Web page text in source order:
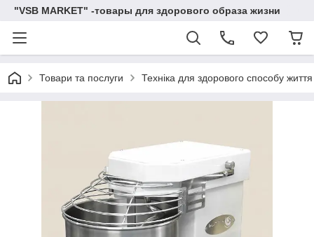
"VSB MARKET" -товары для здорового образа жизни
Товари та послуги Техніка для здорового способу життя